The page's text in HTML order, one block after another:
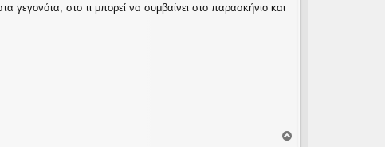
γεγονότα, στο τι μπορεί να συμβαίνει στο παρασκήνιο και